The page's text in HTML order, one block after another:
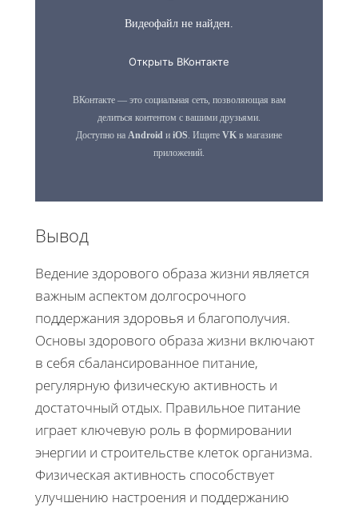
Вывод
Ведение здорового образа жизни является
важным аспектом долгосрочного
поддержания здоровья и благополучия.
Основы здорового образа жизни включают
в себя сбалансированное питание,
регулярную физическую активность и
достаточный отдых. Правильное питание
играет ключевую роль в формировании
энергии и строительстве клеток организма.
Физическая активность способствует
улучшению настроения и поддержанию